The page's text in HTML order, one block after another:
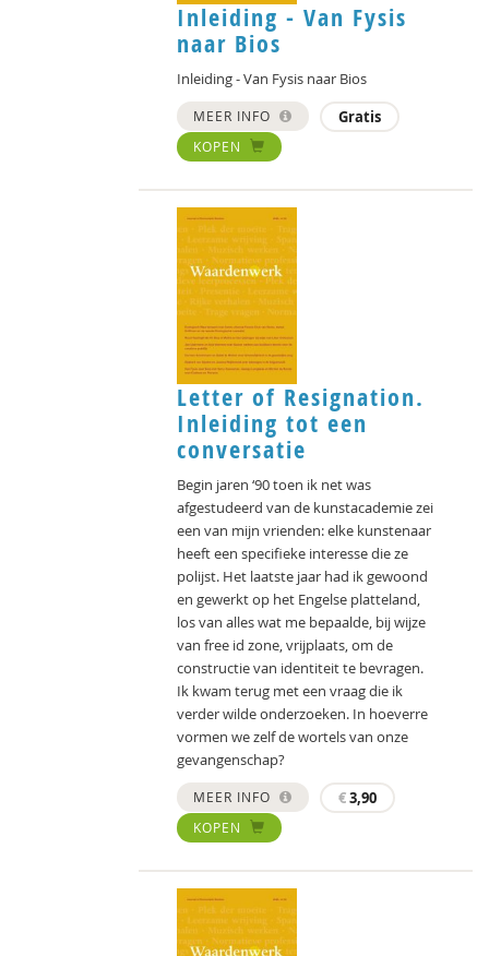
Inleiding - Van Fysis
naar Bios
Inleiding - Van Fysis naar Bios
MEER INFO Gratis
KOPEN
Letter of Resignation.
Inleiding tot een
conversatie
Begin jaren ‘90 toen ik net was
afgestudeerd van de kunstacademie zei
een van mijn vrienden: elke kunstenaar
heeft een specifieke interesse die ze
polijst. Het laatste jaar had ik gewoond
en gewerkt op het Engelse platteland,
los van alles wat me bepaalde, bij wijze
van free id zone, vrijplaats, om de
constructie van identiteit te bevragen.
Ik kwam terug met een vraag die ik
verder wilde onderzoeken. In hoeverre
vormen we zelf de wortels van onze
gevangenschap?
MEER INFO €3,90
KOPEN